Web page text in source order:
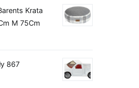
Krata
M 75Cm
867